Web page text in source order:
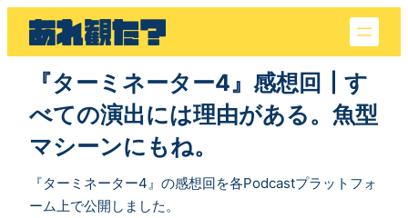
『ターミネーター4』感想回┃す
べての演出には理由がある。魚型
マシーンにもね。
『ターミネーター4』の感想回を各Podcastプラットフォ
ーム上で公開しました。